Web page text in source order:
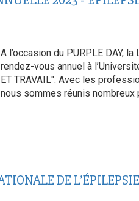
A l’occasion du PURPLE DAY,
rendez-vous annuel à
ET TRAVAIL". Avec les
nous sommes réunis
DE